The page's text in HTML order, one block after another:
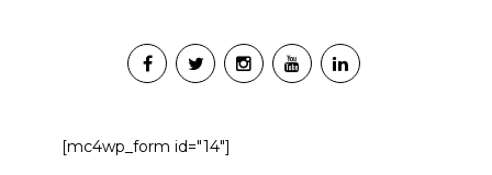
[mc4wp_form id="14"]